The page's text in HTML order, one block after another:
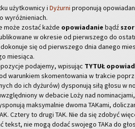
użytkownicy i Dyżurni proponują
wyróżnieniach.
może zostać każde opowiadanie bądź
w okresie od pierwszego do
się od pierwszego dnia danego
miesiąca.
podajemy, wpisując TYTUŁ
warunkiem skomentowania w trakcie
do ich dyżurów) dysponują siłą głosu w
w debacie Loży nad
maksymalnie dwoma TAKami,
Cztery to drugi TAK. Nie da się zdobyć
tekst, nie mogą dodać swojego TAKa do